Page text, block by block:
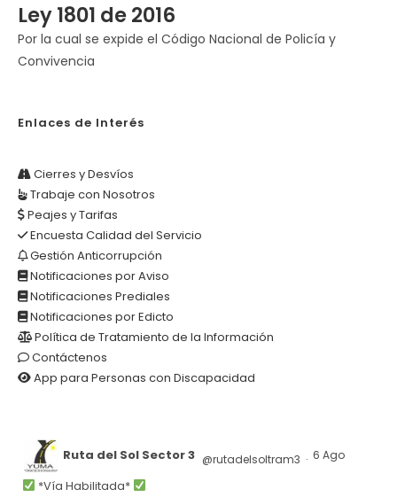
Ley 1801 de 2016
Por la cual se expide el Código Nacional de Policía y
Convivencia
Enlaces de Interés
Cierres y Desvíos
Trabaje con Nosotros
Peajes y Tarifas
Encuesta Calidad del Servicio
Gestión Anticorrupción
Notificaciones por Aviso
Notificaciones Prediales
Notificaciones por Edicto
Política de Tratamiento de la Información
Contáctenos
App para Personas con Discapacidad
Ruta del Sol Sector 3 @rutadelsoltram3 · 6 Ago
*Vía Habilitada*